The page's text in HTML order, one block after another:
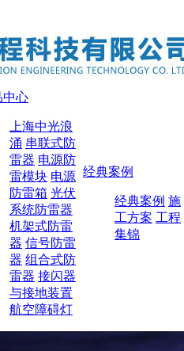
中心
上海中光浪
涌 串联式防
雷器 电源防
雷模块 电源
防雷箱 光伏
系统防雷器
机架式防雷
器 信号防雷
器 组合式防
雷器 接闪器
与接地装置
航空障碍灯
经典案例
经典案例 施
工方案 工程
集锦